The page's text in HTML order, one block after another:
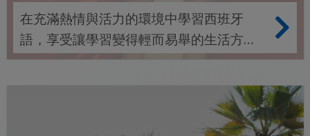
在充滿熱情與活力的環境中學習西班牙
語，享受讓學習變得輕而易舉的生活方
式。